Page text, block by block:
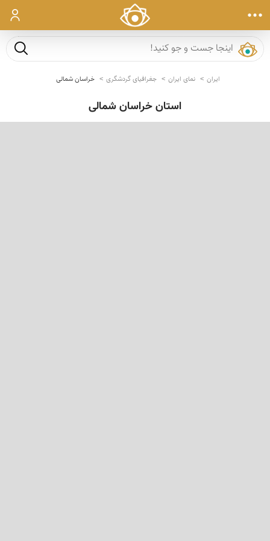
ورود
جست و
ایران نمای ایران جغرافیای گردشگری خراسان شمالی
استان خراسان شمالی